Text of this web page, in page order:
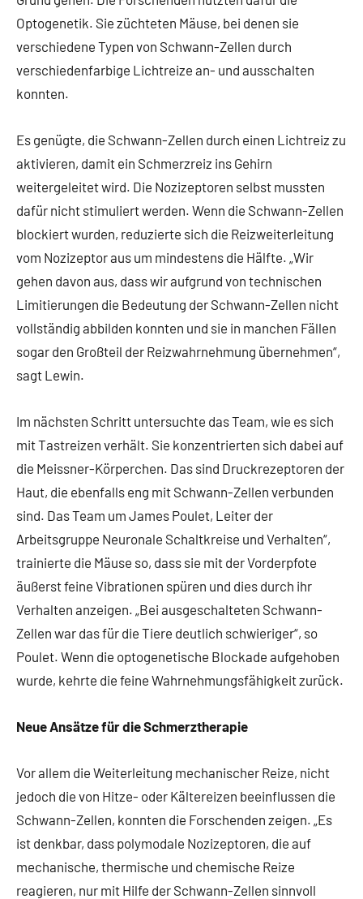
Optogenetik. Sie züchteten Mäuse, bei denen sie
verschiedene Typen von Schwann-Zellen durch
verschiedenfarbige Lichtreize an- und ausschalten
konnten.
Es genügte, die Schwann-Zellen durch einen Lichtreiz zu
aktivieren, damit ein Schmerzreiz ins Gehirn
weitergeleitet wird. Die Nozizeptoren selbst mussten
dafür nicht stimuliert werden. Wenn die Schwann-Zellen
blockiert wurden, reduzierte sich die Reizweiterleitung
vom Nozizeptor aus um mindestens die Hälfte. „Wir
gehen davon aus, dass wir aufgrund von technischen
Limitierungen die Bedeutung der Schwann-Zellen nicht
vollständig abbilden konnten und sie in manchen Fällen
sogar den Großteil der Reizwahrnehmung übernehmen“,
sagt Lewin.
Im nächsten Schritt untersuchte das Team, wie es sich
mit Tastreizen verhält. Sie konzentrierten sich dabei auf
die Meissner-Körperchen. Das sind Druckrezeptoren der
Haut, die ebenfalls eng mit Schwann-Zellen verbunden
sind. Das Team um James Poulet, Leiter der
Arbeitsgruppe Neuronale Schaltkreise und Verhalten“,
trainierte die Mäuse so, dass sie mit der Vorderpfote
äußerst feine Vibrationen spüren und dies durch ihr
Verhalten anzeigen. „Bei ausgeschalteten Schwann-
Zellen war das für die Tiere deutlich schwieriger“, so
Poulet. Wenn die optogenetische Blockade aufgehoben
wurde, kehrte die feine Wahrnehmungsfähigkeit zurück.
Neue Ansätze für die Schmerztherapie
Vor allem die Weiterleitung mechanischer Reize, nicht
jedoch die von Hitze- oder Kältereizen beeinflussen die
Schwann-Zellen, konnten die Forschenden zeigen. „Es
ist denkbar, dass polymodale Nozizeptoren, die auf
mechanische, thermische und chemische Reize
reagieren, nur mit Hilfe der Schwann-Zellen sinnvoll